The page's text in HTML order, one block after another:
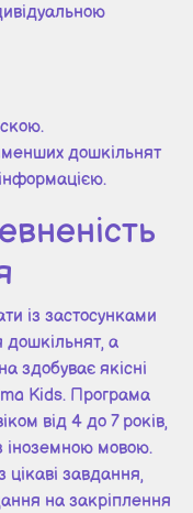
дошкільнят
із застосунками
дошкільнят, а
здобуває якісні
Kids. Програма
від 4 до 7 років,
іноземною мовою.
завдання,
на закріплення